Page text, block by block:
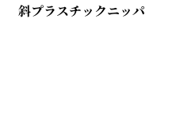
斜プラスチックニッパ